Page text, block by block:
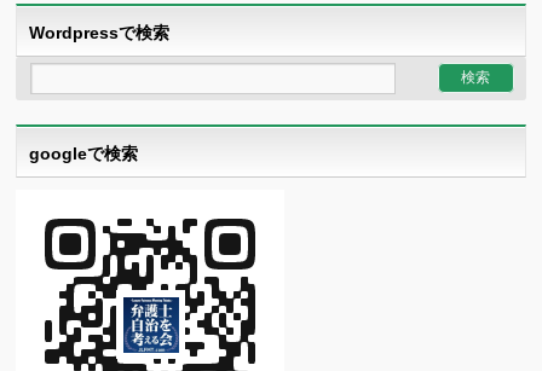
Wordpressで検索
googleで検索